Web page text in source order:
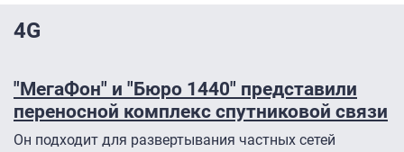
4G
"МегаФон" и "Бюро 1440" представили
переносной комплекс спутниковой связи
Он подходит для развертывания частных сетей